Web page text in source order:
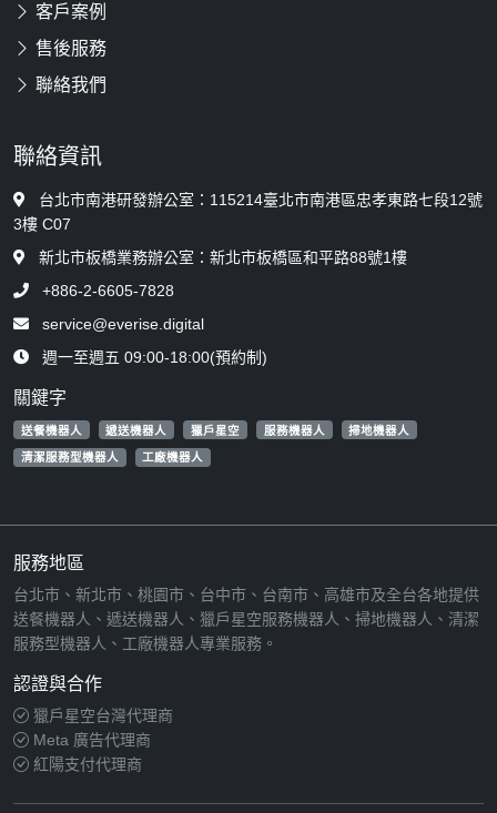
客戶案例
售後服務
聯絡我們
聯絡資訊
台北市南港研發辦公室：115214臺北市南港區忠孝東路七段12號
3樓 C07
新北市板橋業務辦公室：新北市板橋區和平路88號1樓
+886-2-6605-7828
service@everise.digital
週一至週五 09:00-18:00(預約制)
關鍵字
送餐機器人 遞送機器人 獵戶星空 服務機器人 掃地機器人
清潔服務型機器人 工廠機器人
服務地區
台北市、新北市、桃園市、台中市、台南市、高雄市及全台各地提供
送餐機器人、遞送機器人、獵戶星空服務機器人、掃地機器人、清潔
服務型機器人、工廠機器人專業服務。
認證與合作
獵戶星空台灣代理商
Meta 廣告代理商
紅陽支付代理商